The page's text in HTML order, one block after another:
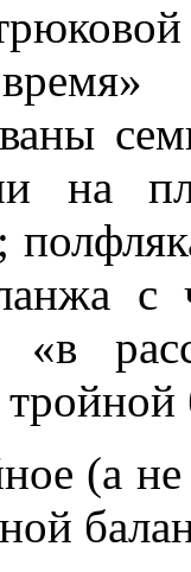
на
с
«в
(а